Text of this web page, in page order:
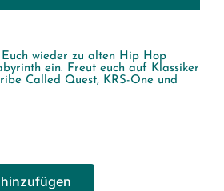
wieder zu alten Hip Hop
ein. Freut euch auf Klassiker
Called Quest, KRS-One und